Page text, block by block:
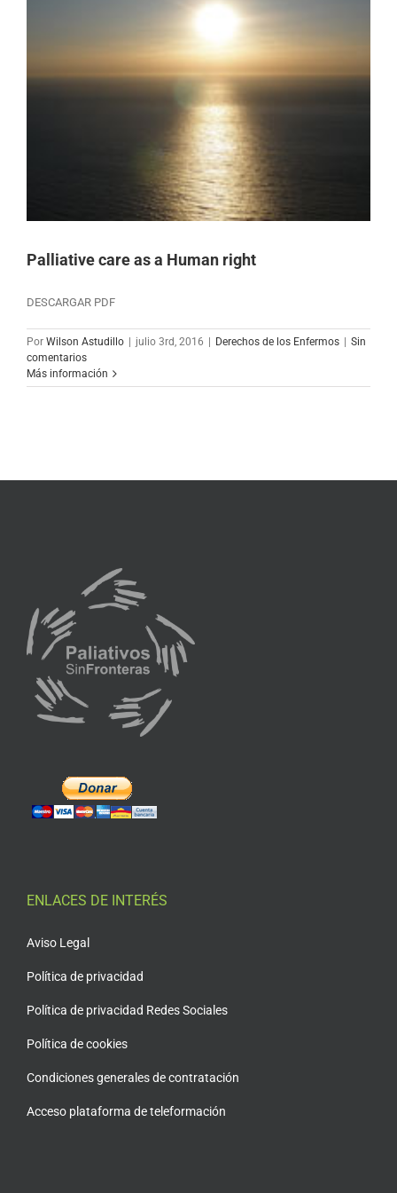
Palliative care as a Human right
DESCARGAR PDF
Por Wilson Astudillo julio 3rd, 2016 Derechos de los Enfermos
Sin
comentarios
Más información
ENLACES DE INTERÉS
Aviso Legal
Política de privacidad
Política de privacidad Redes Sociales
Política de cookies
Condiciones generales de contratación
Acceso plataforma de teleformación